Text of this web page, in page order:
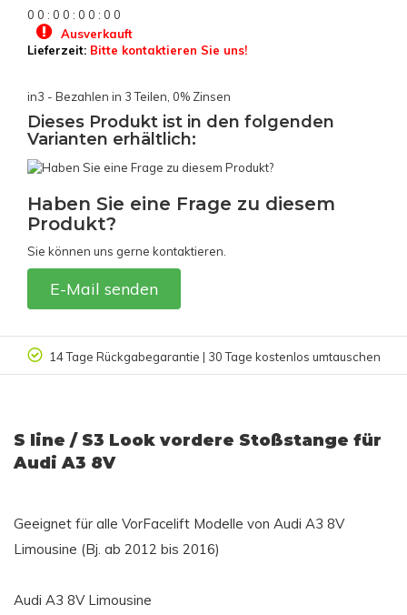
0 0 : 0 0 : 0 0 : 0 0
Ausverkauft
Lieferzeit: Bitte kontaktieren Sie uns!
in3 - Bezahlen in 3 Teilen, 0% Zinsen
Dieses Produkt ist in den folgenden
Varianten erhältlich:
Haben Sie eine Frage zu diesem
Produkt?
Sie können uns gerne kontaktieren.
E-Mail senden
14 Tage Rückgabegarantie | 30 Tage kostenlos umtauschen
S line / S3 Look vordere Stoßstange für
Audi A3 8V
Geeignet für alle VorFacelift Modelle von Audi A3 8V
Limousine (Bj. ab 2012 bis 2016)
Audi A3 8V Limousine